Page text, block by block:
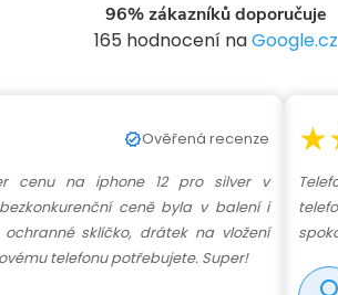
96% zákazníků doporučuje
165 hodnocení naGoogle.cz
Ověřená recenze
cenu na iphone 12 pro silver v
ceně byla v balení i
sklíčko, drátek na vložení
telefonu potřebujete. Super!